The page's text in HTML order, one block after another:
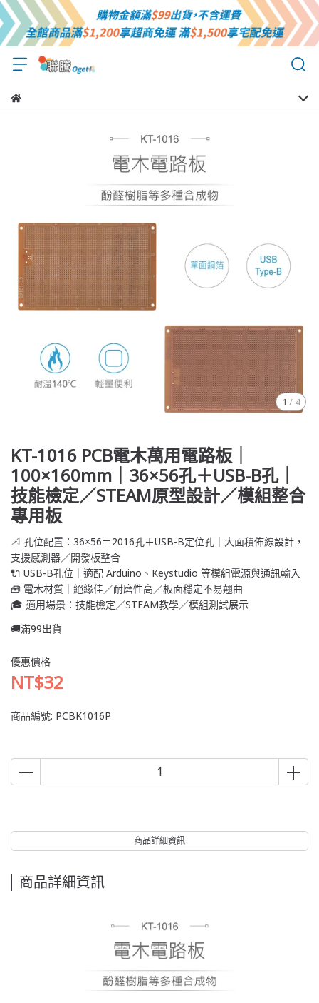
1 / 4
KT-1016 PCB電木萬用電路板｜
100×160mm｜36×56孔＋USB-B孔｜
技能檢定／STEAM原型設計／模組整合
專用板
📐 孔位配置：36×56＝2016孔＋USB-B定位孔｜大面積佈線設計，
支援感測器／開發板整合
🔌 USB-B孔位｜適配 Arduino、Keystudio 等模組電源與通訊輸入
🧰 電木材質｜絕緣佳／耐磨性高／板面穩定不易翹曲
🎓 適用場景：技能檢定／STEAM教學／模組測試展示
🚚滿99出貨
優惠價格
NT$32
商品編號: PCBK1016P
商品詳細資訊
商品詳細資訊